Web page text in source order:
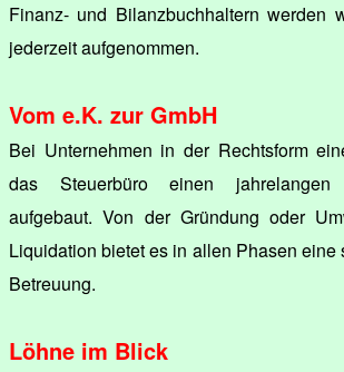
Finanz- und Bilanzbuchhaltern werden
jederzeit aufgenommen.
Vom e.K. zur GmbH
Bei Unternehmen in der Rechtsform
das Steuerbüro einen jahrelangen
aufgebaut. Von der Gründung oder
Liquidation bietet es in allen Phasen eine
Betreuung.
Löhne im Blick